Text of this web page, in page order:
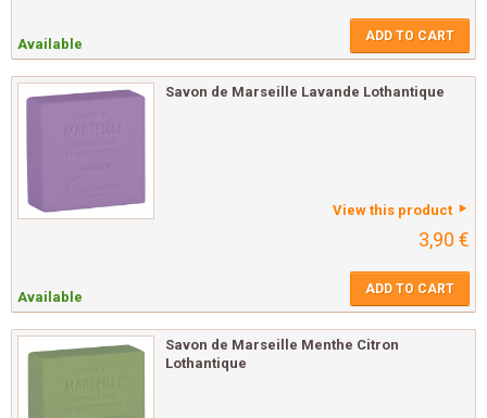
Available ADD TO CART
Savon de Marseille Lavande Lothantique
View this product
3,90 €
Available ADD TO CART
Savon de Marseille Menthe Citron
Lothantique